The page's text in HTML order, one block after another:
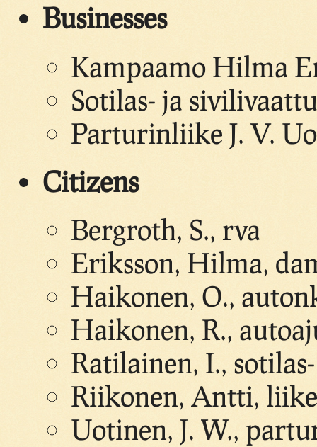
Businesses
Kampaamo Hilma
Sotilas- ja
Parturinliike J. V.
Citizens
Bergroth, S., rva
Eriksson, Hilma,
Haikonen, O.,
Haikonen, R.,
Ratilainen, I.,
Riikonen, Antti,
Uotinen, J. W.,